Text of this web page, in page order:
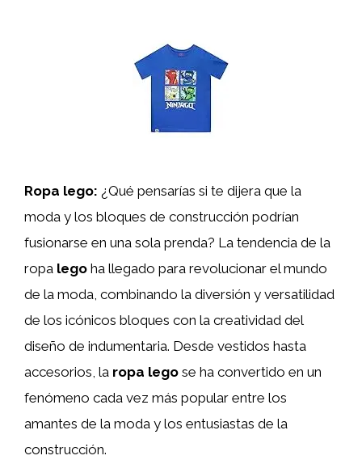
Ropa lego: ¿Qué pensarías si te dijera que la
moda y los bloques de construcción podrían
fusionarse en una sola prenda? La tendencia de la
ropa lego ha llegado para revolucionar el mundo
de la moda, combinando la diversión y versatilidad
de los icónicos bloques con la creatividad del
diseño de indumentaria. Desde vestidos hasta
accesorios, la ropa lego se ha convertido en un
fenómeno cada vez más popular entre los
amantes de la moda y los entusiastas de la
construcción.